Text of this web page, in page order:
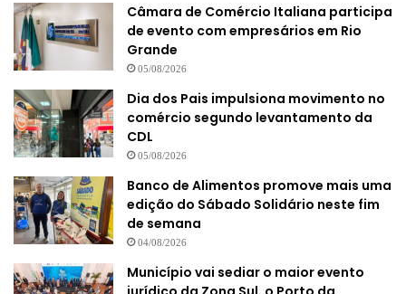
Câmara de Comércio Italiana participa
de evento com empresários em Rio
Grande
05/08/2026
Dia dos Pais impulsiona movimento no
comércio segundo levantamento da
CDL
05/08/2026
Banco de Alimentos promove mais uma
edição do Sábado Solidário neste fim
de semana
04/08/2026
Município vai sediar o maior evento